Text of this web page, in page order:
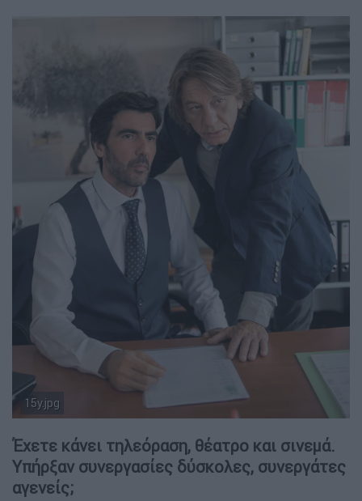
15y.jpg
Αντώνης Καρυστινός
Έχετε κάνει τηλεόραση, θέατρο και σινεμά.
Υπήρξαν συνεργασίες δύσκολες, συνεργάτες
αγενείς;